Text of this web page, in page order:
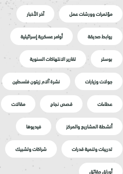
مؤتمرات وورشات عمل آخر الأخبار
روابط صديقة أوامر عسكرية إسرائيلية
بوستر تقارير الانتهاكات السنوية
جولات وزيارات نشرة آلام زيتون فلسطين
عطاءات قصص نجاح مقالات
أنشطة المشاريع والمركز فيديوها
تدريبات وتنمية قدرات شراكات وتشبيك
أوراق حقائق